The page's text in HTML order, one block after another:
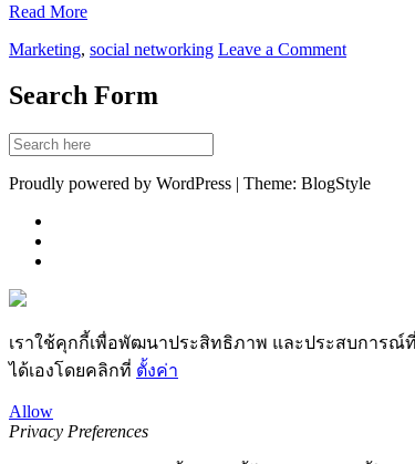
Read More
Marketing, social networking Leave a Comment
Search Form
Proudly powered by WordPress | Theme: BlogStyle
เราใช้คุกกี้เพื่อพัฒนาประสิทธิภาพ และประสบการ
ได้เองโดยคลิกที่ ตั้งค่า
Allow
Privacy Preferences